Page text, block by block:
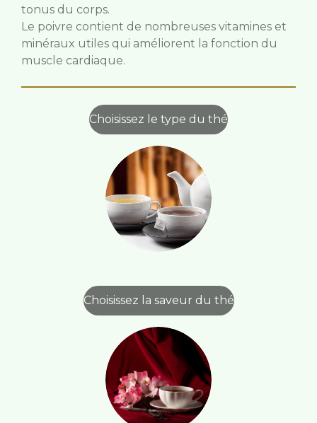
tonus du corps.
Le poivre contient de nombreuses vitamines et
minéraux utiles qui améliorent la fonction du
muscle cardiaque.
Choisissez le type du thé
Choisissez la saveur du thé